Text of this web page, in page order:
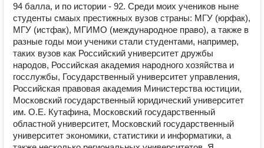
94 балла, и по истории - 92. Среди моих учеников ныне
студенты смаых престижных вузов страны: МГУ (юрфак),
МГУ (истфак), МГИМО (международное право), а также в
разные годы мои ученики стали студентами, например,
таких вузов как Российский университет дружбы
народов, Российская академия народного хозяйства и
госслужбы, Государственный университет управления,
Российская правовая академия Министерства юстиции,
Московский государственный юридический университет
им. О.Е. Кутафина, Московский государственный
областной университет, Московский государственный
университет экономики, статистики и информатики, а